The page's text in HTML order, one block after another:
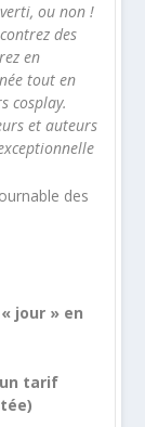
ou non !
des
en
tout en
cosplay.
et auteurs
des
jour » en
tarif